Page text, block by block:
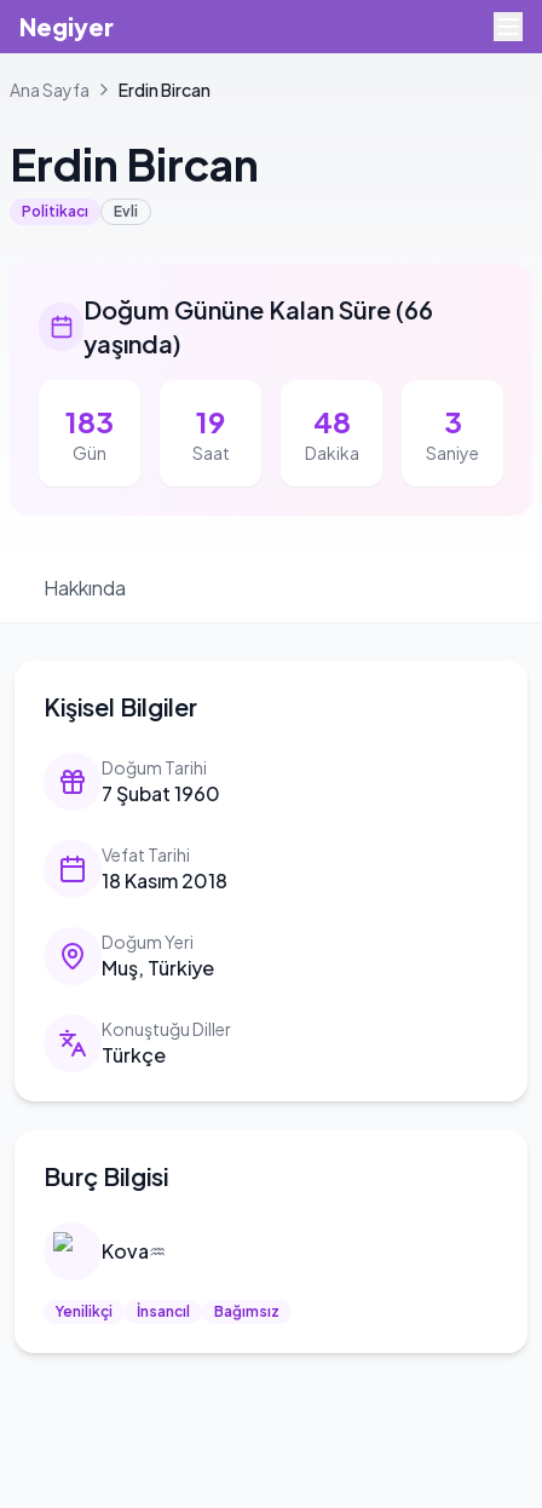
Negiyer
Ana Sayfa ErdinBircan
Erdin Bircan
Politikacı Evli
Doğum Gününe Kalan Süre (66
yaşında)
183
Gün
19
Saat
48
Dakika
3
Saniye
Hakkında
Kişisel Bilgiler
Doğum Tarihi
7 Şubat 1960
Vefat Tarihi
18 Kasım 2018
Doğum Yeri
Muş, Türkiye
Konuştuğu Diller
Türkçe
Burç Bilgisi
Kova♒
Yenilikçi İnsancıl Bağımsız